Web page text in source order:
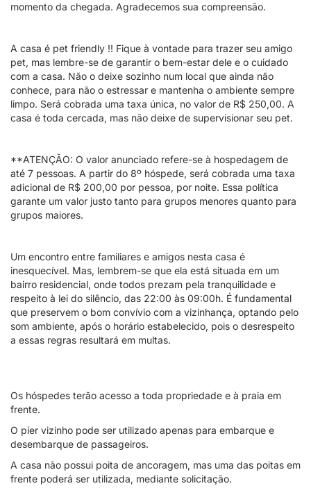
momento da chegada. Agradecemos sua compreensão.
A casa é pet friendly !! Fique à vontade para trazer seu amigo
pet, mas lembre-se de garantir o bem-estar dele e o cuidado
com a casa. Não o deixe sozinho num local que ainda não
conhece, para não o estressar e mantenha o ambiente sempre
limpo. Será cobrada uma taxa única, no valor de R$ 250,00. A
casa é toda cercada, mas não deixe de supervisionar seu pet.
**ATENÇÃO: O valor anunciado refere-se à hospedagem de
até 7 pessoas. A partir do 8º hóspede, será cobrada uma taxa
adicional de R$ 200,00 por pessoa, por noite. Essa política
garante um valor justo tanto para grupos menores quanto para
grupos maiores.
Um encontro entre familiares e amigos nesta casa é
inesquecível. Mas, lembrem-se que ela está situada em um
bairro residencial, onde todos prezam pela tranquilidade e
respeito à lei do silêncio, das 22:00 às 09:00h. É fundamental
que preservem o bom convívio com a vizinhança, optando pelo
som ambiente, após o horário estabelecido, pois o desrespeito
a essas regras resultará em multas.
Os hóspedes terão acesso a toda propriedade e à praia em
frente.
O píer vizinho pode ser utilizado apenas para embarque e
desembarque de passageiros.
A casa não possui poita de ancoragem, mas uma das poitas em
frente poderá ser utilizada, mediante solicitação.